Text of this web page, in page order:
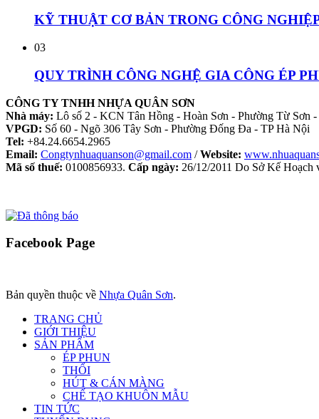
KỸ THUẬT CƠ BẢN TRONG CÔNG
03
QUY TRÌNH CÔNG NGHỆ GIA CÔNG ÉP
CÔNG TY TNHH NHỰA QUÂN SƠN
Nhà máy: Lô số 2 - KCN Tân Hồng - Hoàn Sơn - Phường Từ Sơn
VPGD: Số 60 - Ngõ 306 Tây Sơn - Phường Đống Đa - TP Hà Nội
Tel: +84.24.6654.2965
Email: Congtynhuaquanson@gmail.com /Website:
Mã số thuế: 0100856933. Cấp ngày: 26/12/2011 Do Sở Kế
Facebook Page
Bản quyền thuộc về Nhựa Quân Sơn.
TRANG CHỦ
GIỚI THIỆU
SẢN PHẨM
ÉP PHUN
THỔI
HÚT & CÁN MÀNG
CHẾ TẠO KHUÔN MẪU
TIN TỨC